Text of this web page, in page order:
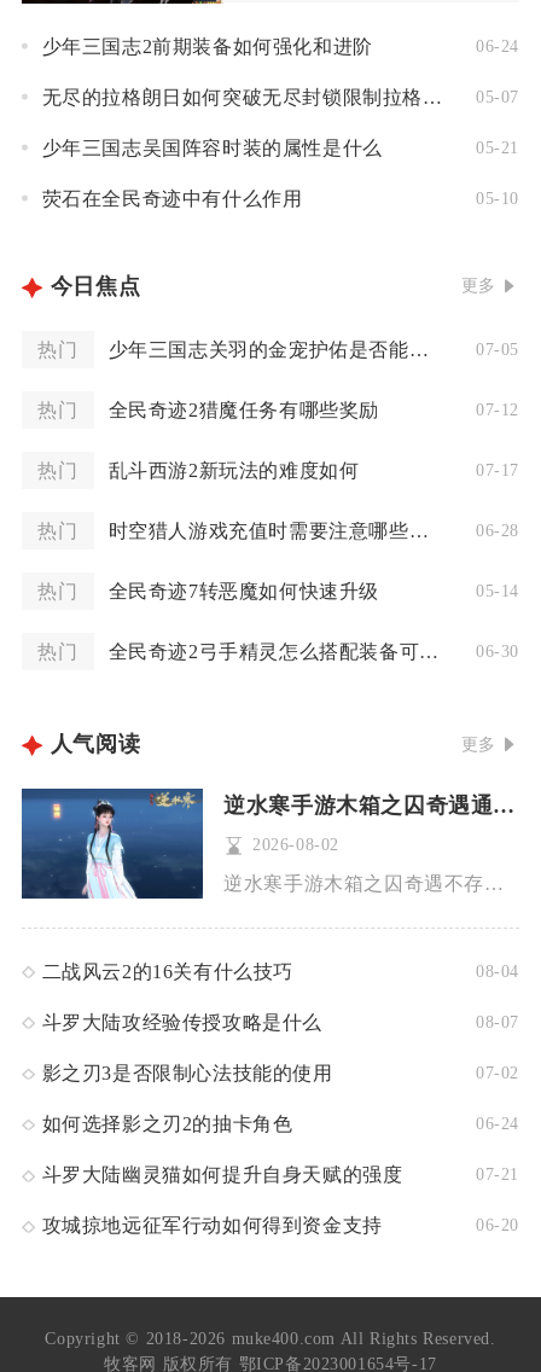
少年三国志2前期装备如何强化和进阶 06-24
无尽的拉格朗日如何突破无尽封锁限制拉格朗日 05-07
少年三国志吴国阵容时装的属性是什么 05-21
荧石在全民奇迹中有什么作用 05-10
今日焦点 更多
热门 少年三国志关羽的金宠护佑是否能提高其属性 07-05
热门 全民奇迹2猎魔任务有哪些奖励 07-12
热门 乱斗西游2新玩法的难度如何 07-17
热门 时空猎人游戏充值时需要注意哪些问题 06-28
热门 全民奇迹7转恶魔如何快速升级 05-14
热门 全民奇迹2弓手精灵怎么搭配装备可以最大程度提升战斗力 06-30
人气阅读 更多
逆水寒手游木箱之囚奇遇通关攻略中有没有必须要完成的任务
2026-08-02
逆水寒手游木箱之囚奇遇不存在任何前置强制任务，无需完成主线、...
二战风云2的16关有什么技巧 08-04
斗罗大陆攻经验传授攻略是什么 08-07
影之刃3是否限制心法技能的使用 07-02
如何选择影之刃2的抽卡角色 06-24
斗罗大陆幽灵猫如何提升自身天赋的强度 07-21
攻城掠地远征军行动如何得到资金支持 06-20
Copyright © 2018-2026 muke400.com All Rights Reserved.
牧客网 版权所有 鄂ICP备2023001654号-17